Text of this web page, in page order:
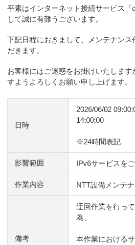
平素はインターネット接続サービス「
して誠に有難うございます。
下記日程におきまして、メンテナンス
だきます。
お客様にはご迷惑をお掛けいたします
すようよろしくお願い申し上げます。
日時
2026/06/02
14:00:00
※24時間表記
影響範囲 IPv6サービスを
作業内容 NTT設備メンテ
備考
迂回作業を行っ
為、
本作業における